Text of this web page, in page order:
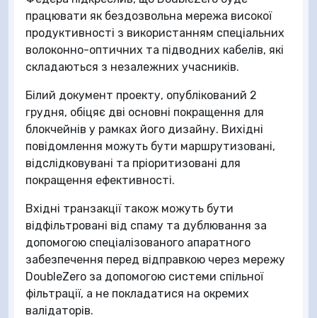
працювати як бездозвольна мережа високої
продуктивності з використанням спеціальних
волоконно-оптичних та підводних кабелів, які
складаються з незалежних учасників.
Білий документ проекту, опублікований 2
грудня, обіцяє дві основні покращення для
блокчейнів у рамках його дизайну. Вихідні
повідомлення можуть бути маршрутизовані,
відслідковувані та пріоритизовані для
покращення ефективності.
Вхідні транзакції також можуть бути
відфільтровані від спаму та дублювання за
допомогою спеціалізованого апаратного
забезпечення перед відправкою через мережу
DoubleZero за допомогою системи спільної
фільтрації, а не покладатися на окремих
валідаторів.